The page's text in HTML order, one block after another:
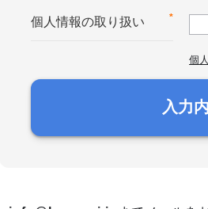
*
個人情報の取り扱い
個
入力